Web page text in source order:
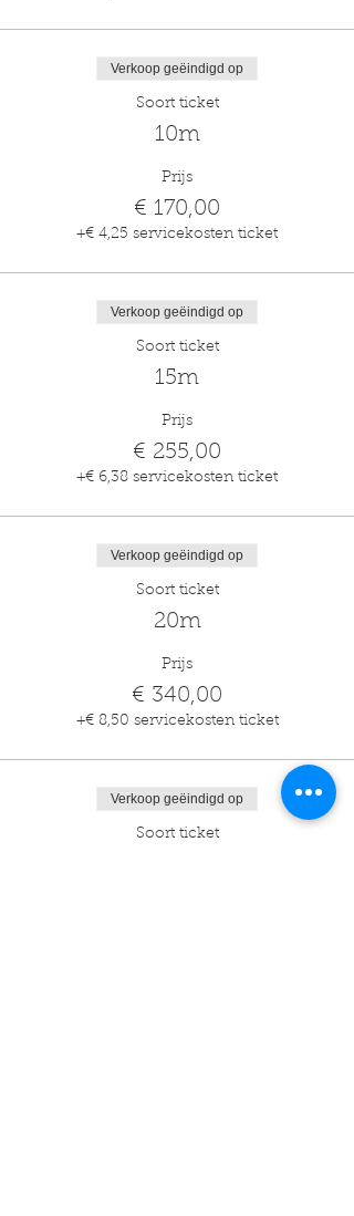
Verkoop geëindigd op
Soort ticket
10m
Prijs
€ 170,00
+€ 4,25 servicekosten ticket
Verkoop geëindigd op
Soort ticket
15m
Prijs
€ 255,00
+€ 6,38 servicekosten ticket
Verkoop geëindigd op
Soort ticket
20m
Prijs
€ 340,00
+€ 8,50 servicekosten ticket
Verkoop geëindigd op
Soort ticket